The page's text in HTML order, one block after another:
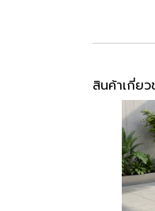
สินค้าเกี่ย